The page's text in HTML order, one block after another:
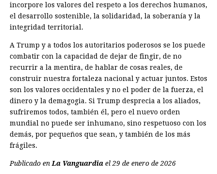
incorpore los valores del respeto a los derechos humanos,
el desarrollo sostenible, la solidaridad, la soberanía y la
integridad territorial.
A Trump y a todos los autoritarios poderosos se los puede
combatir con la capacidad de dejar de fingir, de no
recurrir a la mentira, de hablar de cosas reales, de
construir nuestra fortaleza nacional y actuar juntos. Estos
son los valores occidentales y no el poder de la fuerza, el
dinero y la demagogia. Si Trump desprecia a los aliados,
sufriremos todos, también él, pero el nuevo orden
mundial no puede ser inhumano, sino respetuoso con los
demás, por pequeños que sean, y también de los más
frágiles.
Publicado en La Vanguardia el 29 de enero de 2026